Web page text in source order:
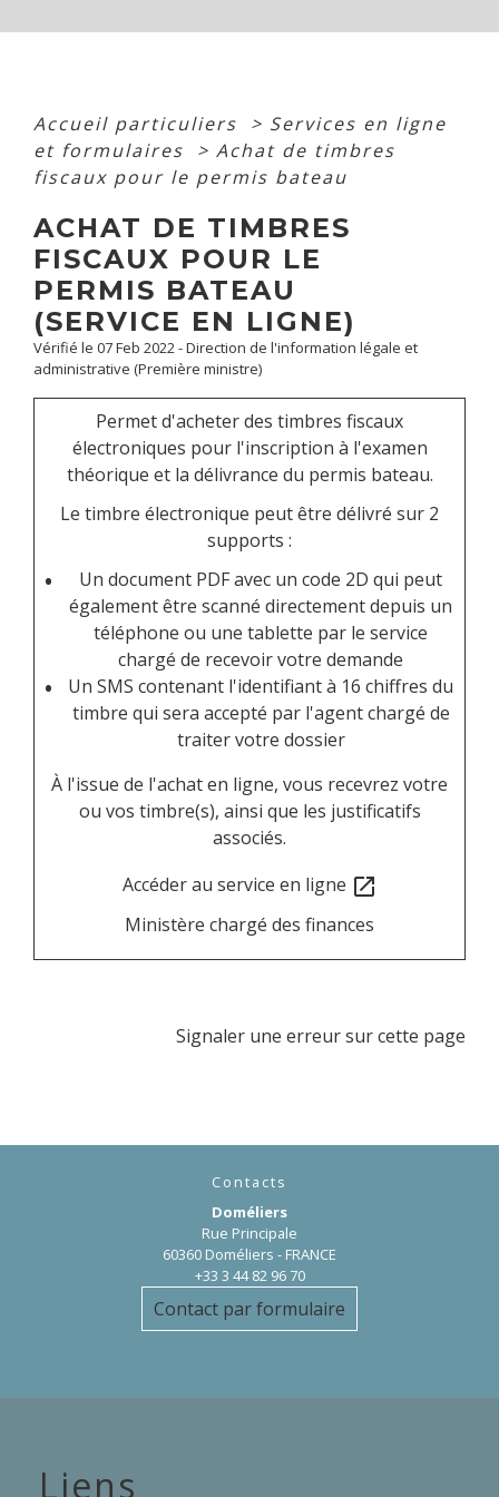
Accueil particuliers > Services en ligne
et formulaires
> Achat de timbres
fiscaux pour le permis bateau
ACHAT DE TIMBRES
FISCAUX POUR LE
PERMIS BATEAU
(SERVICE EN LIGNE)
Vérifié le 07 Feb 2022 - Direction de l'information légale et
administrative (Première ministre)
Permet d'acheter des timbres fiscaux
électroniques pour l'inscription à l'examen
théorique et la délivrance du permis bateau.
Le timbre électronique peut être délivré sur 2
supports :
Un document PDF avec un code 2D qui peut
également être scanné directement depuis un
téléphone ou une tablette par le service
chargé de recevoir votre demande
Un SMS contenant l'identifiant à 16 chiffres du
timbre qui sera accepté par l'agent chargé de
traiter votre dossier
À l'issue de l'achat en ligne, vous recevrez votre
ou vos timbre(s), ainsi que les justificatifs
associés.
Accéder au service en ligne open_in_new
Ministère chargé des finances
Signaler une erreur sur cette page
Contacts
Doméliers
Rue Principale
60360 Doméliers - FRANCE
+33 3 44 82 96 70
Contact par formulaire
Liens